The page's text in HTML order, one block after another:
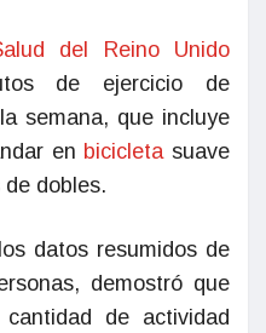
del Reino Unido
de ejercicio de
semana, que incluye
en bicicletasuave
dobles.
datos resumidos de
demostró que
de actividad